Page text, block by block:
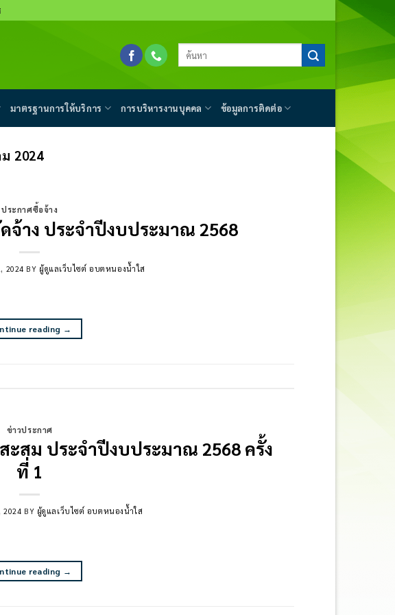
มาตรฐานการให้บริการ การบริหารงานบุคคล ข้อมูลการติดต่อ
2024
ประกาศซื้อจ้าง
จ้าง ประจำปีงบประมาณ 2568
2024 BY ผู้ดูแลเว็บไซต์ อบตหนองน้ำใส
reading →
ข่าวประกาศ
ะสม ประจำปีงบประมาณ 2568 ครั้ง
ที่ 1
2024 BY ผู้ดูแลเว็บไซต์ อบตหนองน้ำใส
reading →